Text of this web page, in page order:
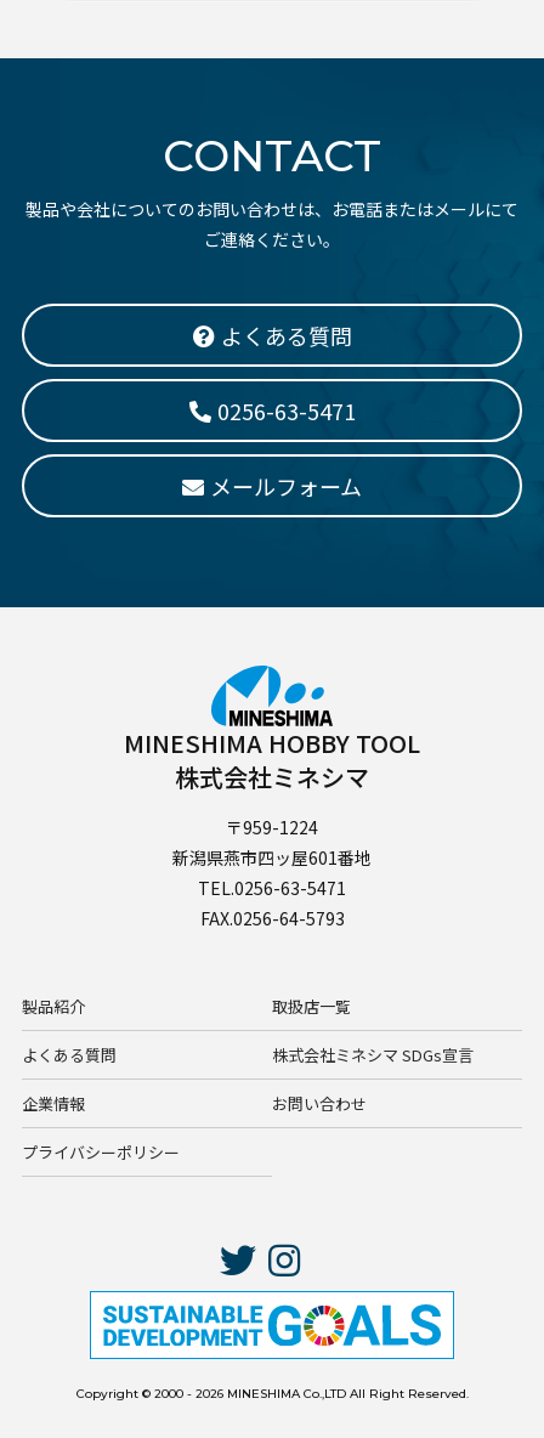
CONTACT
製品や会社についてのお問い合わせは、お電話またはメールにて
ご連絡ください。
よくある質問
0256-63-5471
メールフォーム
MINESHIMA HOBBY TOOL
株式会社ミネシマ
〒959-1224
新潟県燕市四ッ屋601番地
TEL.0256-63-5471
FAX.0256-64-5793
製品紹介 取扱店一覧
よくある質問 株式会社ミネシマ SDGs宣言
企業情報 お問い合わせ
プライバシーポリシー
Copyright © 2000 - 2026 MINESHIMA Co.,LTD All Right Reserved.